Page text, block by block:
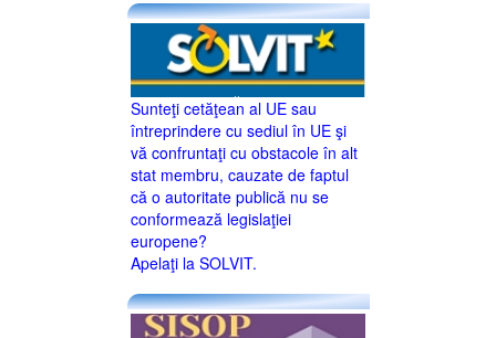
Sunteţi cetăţean al UE sau
întreprindere cu sediul în UE şi
vă confruntaţi cu obstacole în alt
stat membru, cauzate de faptul
că o autoritate publică nu se
conformează legislaţiei
europene?
Apelaţi la SOLVIT.